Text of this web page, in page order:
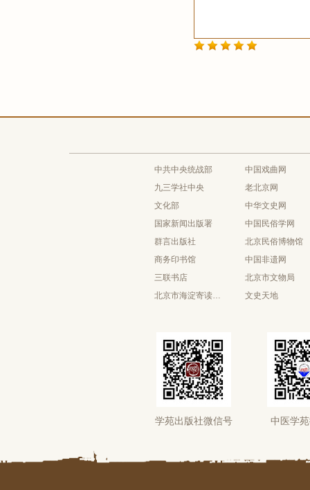
中共中央统战部
九三学社中央
文化部
国家新闻出版署
群言出版社
商务印书馆
三联书店
北京市海淀寄读学校
中国戏曲网
老北京网
中华文史网
中国民俗学网
北京民俗博物馆
中国非遗网
北京市文物局
文史天地
学苑出版社微信号 中医学